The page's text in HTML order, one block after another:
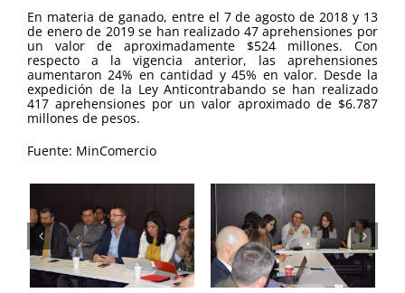
En materia de ganado, entre el 7 de agosto de 2018 y 13
de enero de 2019 se han realizado 47 aprehensiones por
un valor de aproximadamente $524 millones. Con
respecto a la vigencia anterior, las aprehensiones
aumentaron 24% en cantidad y 45% en valor. Desde la
expedición de la Ley Anticontrabando se han realizado
417 aprehensiones por un valor aproximado de $6.787
millones de pesos.
Fuente: MinComercio